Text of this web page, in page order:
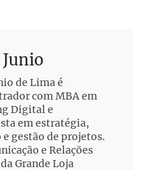
de Lima é
com MBA em
Digital e
em estratégia,
e gestão de projetos.
e Relações
Grande Loja